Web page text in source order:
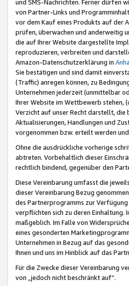
und SMS-Nachrichten. Ferner dürfen
von Partner-Links und
vor dem Kauf eines Produkts auf der
prüfen, überwachen und anderweitig
die auf Ihrer Website dargestellte
reproduzieren, verbreiten und
Amazon-Datenschutzerklärung in
Sie bestätigen und sind damit
(Traffic) anregen können, zu
Unternehmen jederzeit (unmittelbar
Ihrer Website im Wettbewerb stehen,
Verzicht auf unser Recht darstellt, die
Aktualisierungen, Handlungen und
vorgenommen bzw. erteilt werden
Ohne die ausdrückliche vorherige
abtreten. Vorbehaltlich dieser
rechtlich bindend, gegenüber den
Diese Vereinbarung umfasst die
dieser Vereinbarung Bezug
des Partnerprogramms zur
verpflichten sich zu deren Einhaltung.
maßgeblich. Im Falle von
eines gesonderten
Unternehmen in Bezug auf das
Ihnen und uns im Hinblick auf das
Für die Zwecke dieser Vereinbarung
von „jedoch nicht beschränkt auf“.